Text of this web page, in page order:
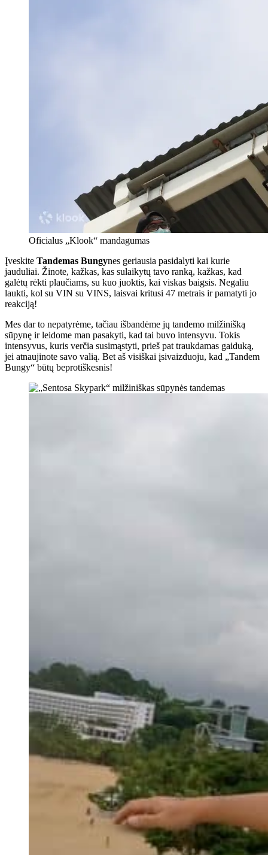
Oficialus „Klook“ mandagumas
Įveskite Tandemas Bungynes geriausia pasidalyti kai kurie
jauduliai. Žinote, kažkas, kas sulaikytų tavo ranką, kažkas, kad
galėtų rėkti plaučiams, su kuo juoktis, kai viskas baigsis. Negaliu
laukti, kol su VIN su VINS, laisvai kritusi 47 metrais ir pamatyti jo
reakciją!
Mes dar to nepatyrėme, tačiau išbandėme jų tandemo milžinišką
sūpynę ir leidome man pasakyti, kad tai buvo intensyvu. Tokis
intensyvus, kuris verčia susimąstyti, prieš pat traukdamas gaiduką,
jei atnaujinote savo valią. Bet aš visiškai įsivaizduoju, kad „Tandem
Bungy“ būtų beprotiškesnis!